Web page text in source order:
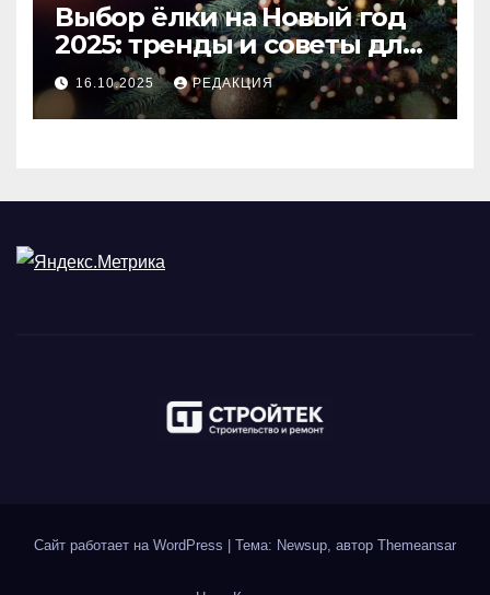
Выбор ёлки на Новый год
2025: тренды и советы для
идеального праздника
16.10.2025 РЕДАКЦИЯ
Сайт работает на WordPress | Тема: Newsup, автор Themeansar